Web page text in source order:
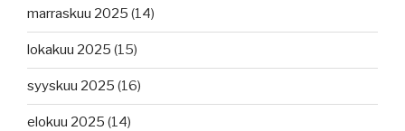
marraskuu 2025 (14)
lokakuu 2025 (15)
syyskuu 2025 (16)
elokuu 2025 (14)